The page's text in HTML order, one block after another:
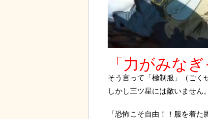
「力がみな
そう言って「極制服」（ごく
しかし三ツ星には敵いません。
「恐怖こそ自由！！服を着た